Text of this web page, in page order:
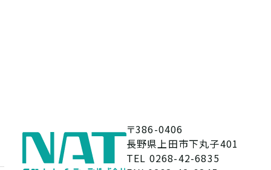
〒386-0406
長野県上田市下丸子401
TEL 0268-42-6835